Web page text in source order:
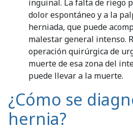
inguinal. La falta de riego
dolor espontáneo y a la
herniada, que puede
malestar general intenso.
operación quirúrgica de
muerte de esa zona del
puede llevar a la muerte.
¿Cómo se
hernia?